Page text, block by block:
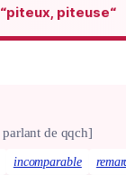
“piteux, piteuse“
parlant de qqch]
incomparable